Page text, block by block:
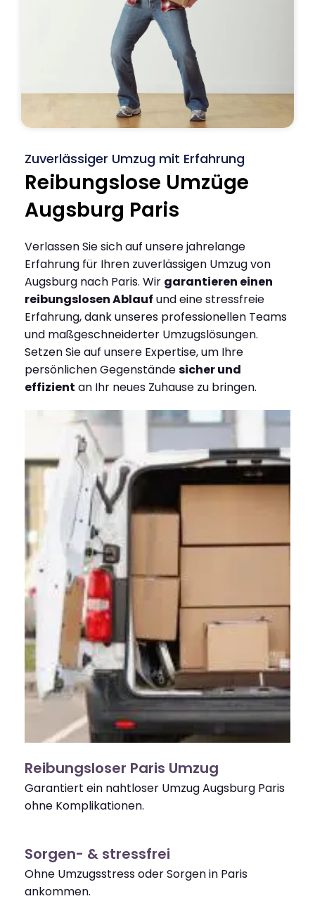
Zuverlässiger Umzug mit Erfahrung
Reibungslose Umzüge
Augsburg Paris
Verlassen Sie sich auf unsere jahrelange
Erfahrung für Ihren zuverlässigen Umzug von
Augsburg nach Paris. Wir garantieren einen
reibungslosen Ablauf und eine stressfreie
Erfahrung, dank unseres professionellen Teams
und maßgeschneiderter Umzugslösungen.
Setzen Sie auf unsere Expertise, um Ihre
persönlichen Gegenständesicher und
effizient an Ihr neues Zuhause zu bringen.
Reibungsloser Paris Umzug
Garantiert ein nahtloser Umzug Augsburg Paris
ohne Komplikationen.
Sorgen- & stressfrei
Ohne Umzugsstress oder Sorgen in Paris
ankommen.